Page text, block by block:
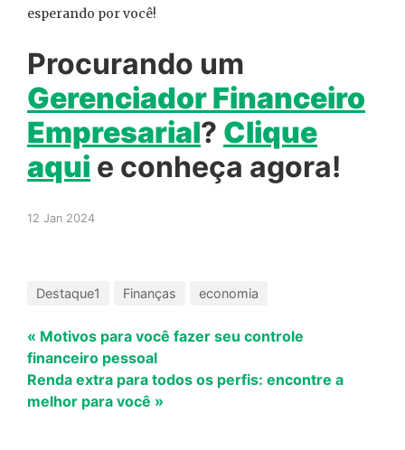
esperando por você!
Procurando um
Gerenciador Financeiro
Empresarial? Clique
aqui e conheça agora!
12 Jan 2024
Destaque1 Finanças economia
« Motivos para você fazer seu controle
financeiro pessoal
Renda extra para todos os perfis: encontre a
melhor para você »